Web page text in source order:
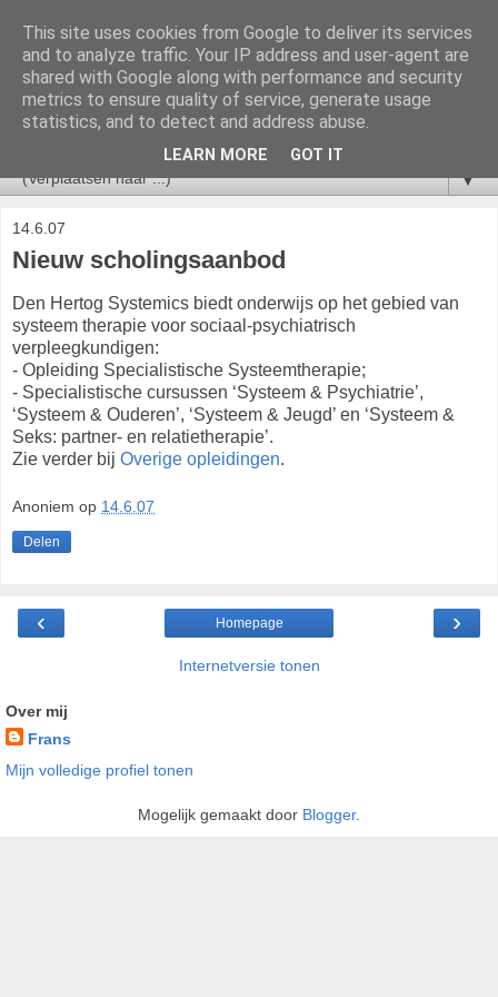
V&VN Actueel
Nieuws voor leden van de V&VN Sociaal Psychiatrisch
Verpleegkundigen.
▼
14.6.07
Nieuw scholingsaanbod
Den Hertog Systemics biedt onderwijs op het gebied van
systeem therapie voor sociaal-psychiatrisch
verpleegkundigen:
- Opleiding Specialistische Systeemtherapie;
- Specialistische cursussen ‘Systeem & Psychiatrie’,
‘Systeem & Ouderen’, ‘Systeem & Jeugd’ en ‘Systeem &
Seks: partner- en relatietherapie’.
Zie verder bij Overige opleidingen.
Anoniem op 14.6.07
Delen
‹ ›
Homepage
Internetversie tonen
Over mij
Frans
Mijn volledige profiel tonen
Mogelijk gemaakt door Blogger.
This site uses cookies from Google to deliver its services
and to analyze traffic. Your IP address and user-agent are
shared with Google along with performance and security
metrics to ensure quality of service, generate usage
statistics, and to detect and address abuse.
LEARN MORE GOT IT